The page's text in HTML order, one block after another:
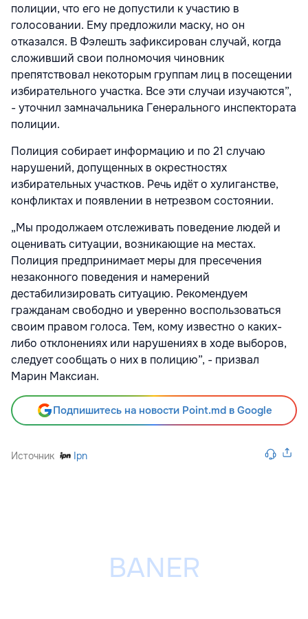
полиции, что его не допустили к участию в
голосовании. Ему предложили маску, но он
отказался. В Фэлешть зафиксирован случай, когда
сложивший свои полномочия чиновник
препятствовал некоторым группам лиц в посещении
избирательного участка. Все эти случаи изучаются”,
- уточнил замначальника Генерального инспектората
полиции.
Полиция собирает информацию и по 21 случаю
нарушений, допущенных в окрестностях
избирательных участков. Речь идёт о хулиганстве,
конфликтах и появлении в нетрезвом состоянии.
„Мы продолжаем отслеживать поведение людей и
оценивать ситуации, возникающие на местах.
Полиция предпринимает меры для пресечения
незаконного поведения и намерений
дестабилизировать ситуацию. Рекомендуем
гражданам свободно и уверенно воспользоваться
своим правом голоса. Тем, кому известно о каких-
либо отклонениях или нарушениях в ходе выборов,
следует сообщать о них в полицию”, - призвал
Марин Максиан.
Подпишитесь на новости Point.md в Google
Источник Ipn